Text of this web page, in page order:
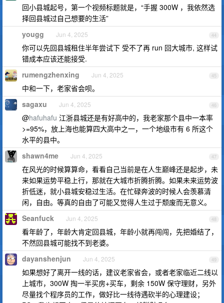
回小县城起号，第一个视频标题就是，“手握 300W ，我依然选
择回县城过自己想要的生活”
44
yougg Jun 4, 2025
你可以先回县城租住半年尝试下 受不了再 run 回大城市, 这样试
错成本应该还能接受.
45
rumengzhenxing Jun 4, 2025
中和一下，老家省会呗。
46
sagaxu Jun 4, 2025
@hafuhafu 江浙县城还是有好高中的，我老家那个县中一本率
>=95%，放上海也能算四大高中之一，一个地级市有 6 所这个
水平的县中。
47
shawn4me Jun 4, 2025
在风光的时候算算命，看看自己当前是在人生巅峰还是起步，未
来如果运势平稳上行，那就在大城市折腾折腾。如果未来运势波
折低迷，就小县城安稳过生活。在忙碌奔波的时候人会羡慕清
闲，自由。等真的自由了可能又觉得人生过于颓废而无意义。
48
Seanfuck Jun 4, 2025
看年龄了，年龄大肯定回县城，年龄小就再闯闯，先把婚结了，
不然回县城可能找不到老婆。
49
dayanshenjun Jun 4, 2025
如果想好了离开一线的话，建议老家省会，或者老家临近二线以
上城市，300W 掏一半买房+买车，剩余 150W 保守理财，另外
尽量找个程序员的工作，做好比一线待遇砍半的心理建设；